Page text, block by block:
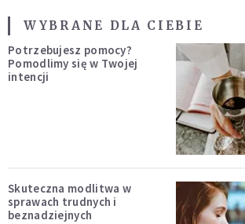
WYBRANE DLA CIEBIE
Potrzebujesz pomocy?
Pomodlimy się w Twojej
intencji
Skuteczna modlitwa w
sprawach trudnych i
beznadziejnych